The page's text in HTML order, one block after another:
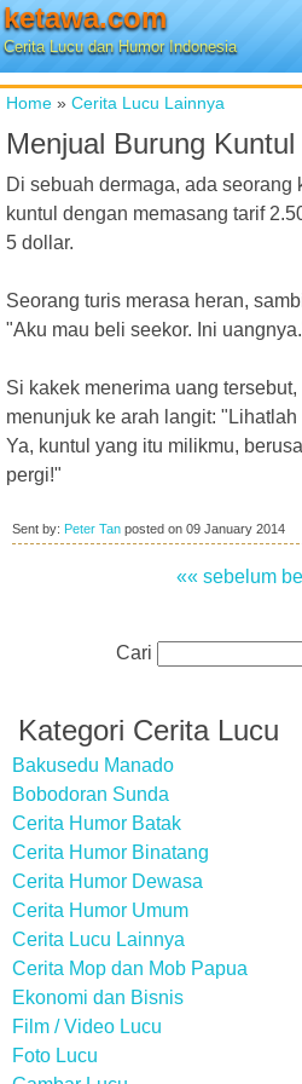
ketawa.com
Cerita Lucu dan Humor Indonesia
Home » Cerita Lucu Lainnya
Menjual Burung Kuntul
Di sebuah dermaga, ada seorang
kuntul dengan memasang tarif
5 dollar.
Seorang turis merasa heran,
"Aku mau beli seekor. Ini
Si kakek menerima uang
menunjuk ke arah langit:
Ya, kuntul yang itu milikmu,
pergi!"
Sent by: Peter Tan posted on 09 January 2014
«« sebelum
Cari
Kategori Cerita Lucu
Bakusedu Manado
Bobodoran Sunda
Cerita Humor Batak
Cerita Humor Binatang
Cerita Humor Dewasa
Cerita Humor Umum
Cerita Lucu Lainnya
Cerita Mop dan Mob Papua
Ekonomi dan Bisnis
Film / Video Lucu
Foto Lucu